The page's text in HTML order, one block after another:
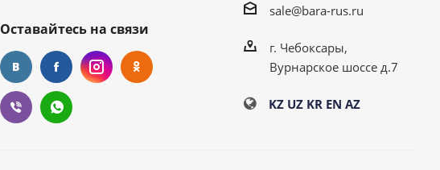
Оставайтесь на связи
sale@bara-rus.ru
г. Чебоксары,
Вурнарское шоссе д.7
KZ UZ KR EN AZ